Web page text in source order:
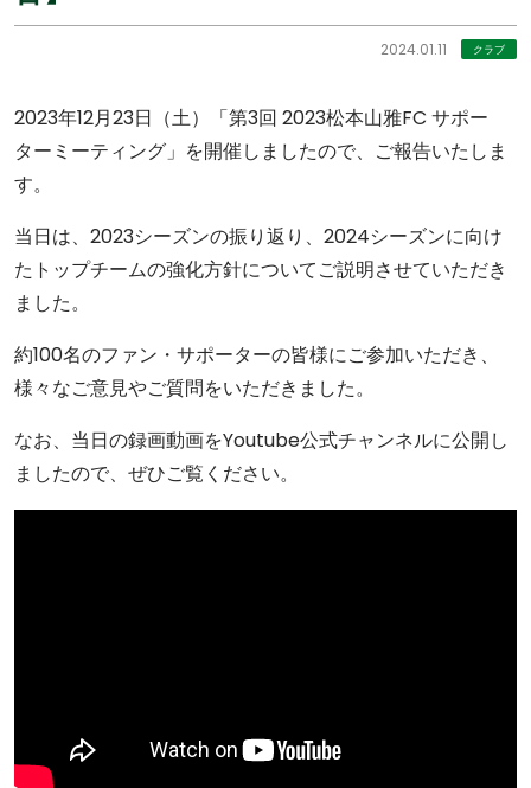
2024.01.11 クラブ
2023年12月23日（土）「第3回 2023松本山雅FC サポー
ターミーティング」を開催しましたので、ご報告いたしま
す。
当日は、2023シーズンの振り返り、2024シーズンに向け
たトップチームの強化方針についてご説明させていただき
ました。
約100名のファン・サポーターの皆様にご参加いただき、
様々なご意見やご質問をいただきました。
なお、当日の録画動画をYoutube公式チャンネルに公開し
ましたので、ぜひご覧ください。